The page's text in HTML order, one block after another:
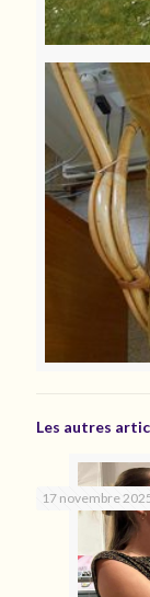
Les autres
17 novembre